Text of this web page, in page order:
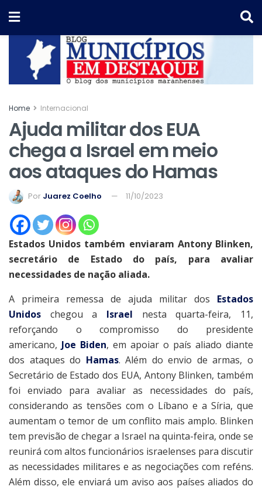
Home Internacional
Ajuda militar dos EUA
chega a Israel em meio
aos ataques do Hamas
Por Juarez Coelho 11/10/2023
Estados Unidos também enviaram Antony Blinken,
secretário de Estado do país, para avaliar
necessidades de nação aliada.
A primeira remessa de ajuda militar dos Estados
Unidos chegou a Israel nesta quarta-feira, 11,
reforçando o compromisso do presidente
americano, Joe Biden, em apoiar o país aliado diante
dos ataques do Hamas. Além do envio de armas, o
Secretário de Estado dos EUA, Antony Blinken, também
foi enviado para avaliar as necessidades do país,
considerando as tensões com o Líbano e a Síria, que
aumentam o temor de um conflito mais amplo. Blinken
tem previsão de chegar a Israel na quinta-feira, onde se
reunirá com altos funcionários israelenses para discutir
as necessidades militares e as negociações com reféns.
Além disso, ele enviará um aviso aos países aliados do